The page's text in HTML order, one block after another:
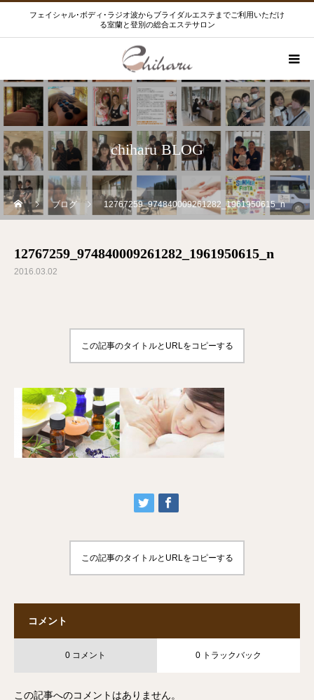
フェイシャル･ボディ･ラジオ波からブライダルエステまでご利用いただけ
る室蘭と登別の総合エステサロン
chiharu BLOG
ブログ 12767259_974840009261282_1961950615_n
12767259_974840009261282_1961950615_n
2016.03.02
この記事のタイトルとURLをコピーする
この記事のタイトルとURLをコピーする
コメント
0 コメント 0 トラックバック
この記事へのコメントはありません。